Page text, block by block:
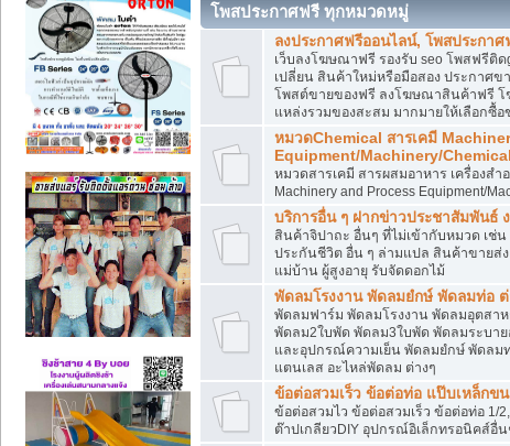
โพสประกาศฟรี ทุกหมวดหมู่
ลงประกาศฟรีออนไลน์, โพสประกาศ
เว็บลงโฆษณาฟรี รองรับ seo โพสฟรีติ
เปลี่ยน สินค้าใหม่หรือมือสอง ประกาศ
โพสต์ขายของฟรี ลงโฆษณาสินค้าฟรี
แหล่งรวมของสะสม มากมายให้เลือกซื้อ
หมวดChemical สารเคมี
Equipment/Machinery/Chemical
หมวดสารเคมี สารผสมอาหาร เครื่องส
Machinery and Process Equipment/
บริการอื่น ๆ ฝากข่าวประชาสัมพันธ์
สินค้าจิปาถะ อื่นๆ ที่ไม่เข้ากับหมวด เช่
ประกันชีวิต อื่น ๆ ล่ามแปล สินค้าขายส่
แม่บ้าน ผู้สูงอายุ รับจัดดอกไม้
พัดลมโรงงาน พัดลมยํกษ์ พัดลมท่อ ต่
พัดลมฟาร์ม พัดลมโรงงาน พัดลมอุตสา
พัดลม2ใบพัด พัดลม3ใบพัด พัดลมระบา
และอุปกรณ์ความเย็น พัดลมยํกษ์ พัดลม
แตนเลส อะไหล่พัดลม ต่างๆ
ข้อต่อสวมเร็ว ข้อต่อท่อ แป๊บเหล็กข
ข้อต่อสวมไว ข้อต่อสวมเร็ว ข้อต่อท่อ 1/
ต๊าปเกลียวDIY อุปกรณ์อิเล็กทรอนิคส์อื่